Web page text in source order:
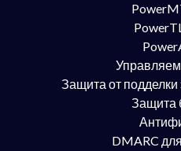
Защита от
Защита
DMARC